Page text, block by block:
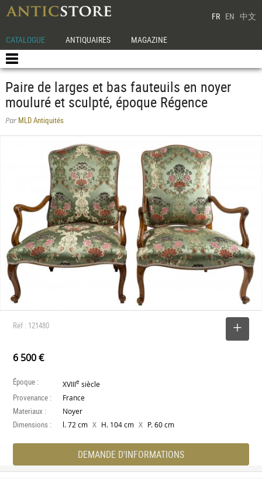
FR EN 中文
CATALOGUE ANTIQUAIRES MAGAZINE
Paire de larges et bas fauteuils en noyer
mouluré et sculpté, époque Régence
ParMLD Antiquités
Réf : 121480
6 500 €
Époque : XVIIIe siècle
Provenance : France
Materiaux : Noyer
Dimensions : l. 72 cm X H. 104 cm X P. 60 cm
DEMANDE D'INFORMATIONS